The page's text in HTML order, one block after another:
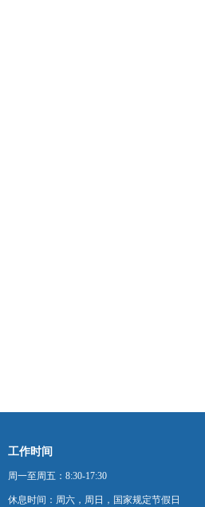
工作时间
周一至周五：8:30-17:30
休息时间：周六，周日，国家规定节假日